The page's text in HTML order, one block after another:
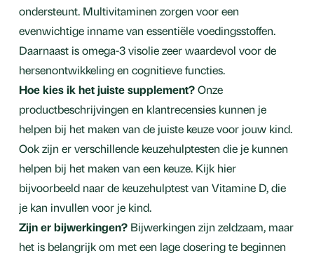
ondersteunt. Multivitaminen zorgen voor een
evenwichtige inname van essentiële voedingsstoffen.
Daarnaast is omega-3 visolie zeer waardevol voor de
hersenontwikkeling en cognitieve functies.
Hoe kies ik het juiste supplement?Onze
productbeschrijvingen en klantrecensies kunnen je
helpen bij het maken van de juiste keuze voor jouw kind.
Ook zijn er verschillende keuzehulptesten die je kunnen
helpen bij het maken van een keuze. Kijk hier
bijvoorbeeld naar de keuzehulptest van Vitamine D, die
je kan invullen voor je kind.
Zijn er bijwerkingen?Bijwerkingen zijn zeldzaam, maar
het is belangrijk om met een lage dosering te beginnen